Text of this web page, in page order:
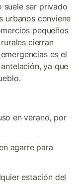
suele ser privado
urbanos conviene
pequeños
cierran
es el
ya que
en verano, por
agarre para
estación del